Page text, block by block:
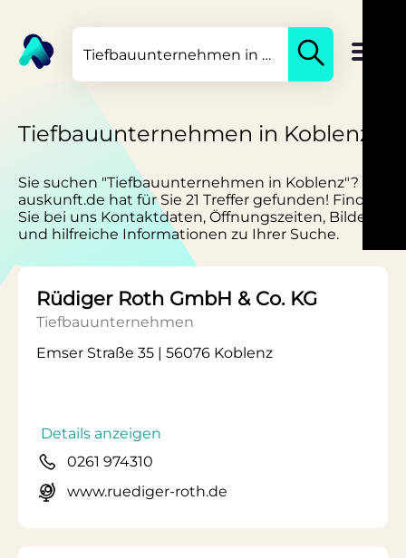
Tiefbauunternehmen in Koblenz
Sie suchen "Tiefbauunternehmen in Koblenz"?
auskunft.de hat für Sie 21 Treffer gefunden! Finden
Sie bei uns Kontaktdaten, Öffnungszeiten, Bilder
und hilfreiche Informationen zu Ihrer Suche.
Rüdiger Roth GmbH & Co. KG
Tiefbauunternehmen
Emser Straße 35 | 56076 Koblenz
Details anzeigen
0261 974310
www.ruediger-roth.de